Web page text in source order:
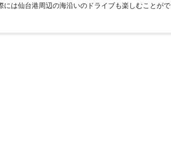
は仙台港周辺の海沿いのドライブも楽しむことがで